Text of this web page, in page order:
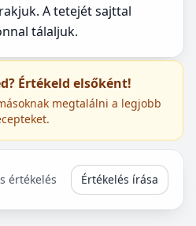
A tetejét sajttal
tálaljuk.
Értékeld elsőként!
megtalálni a legjobb
értékelés Értékelés írása